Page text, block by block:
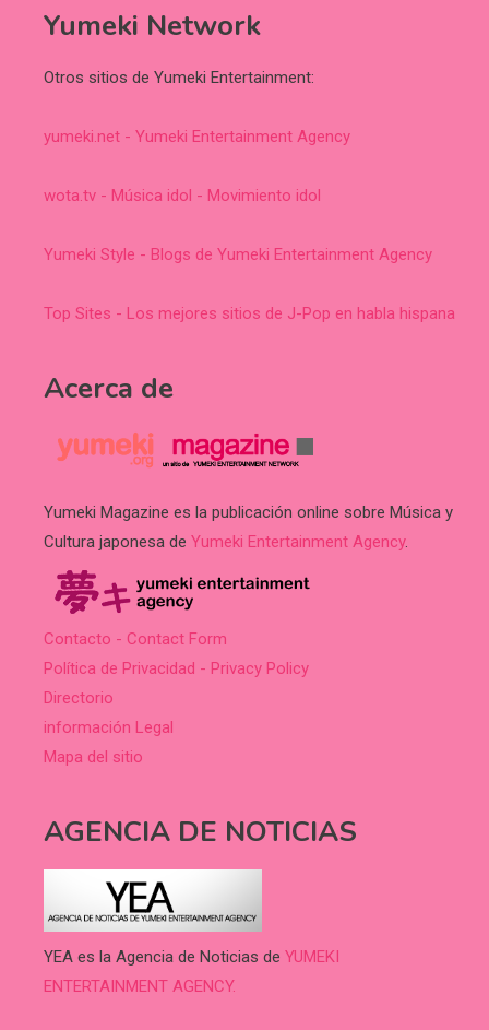
Yumeki Network
Otros sitios de Yumeki Entertainment:
yumeki.net - Yumeki Entertainment Agency
wota.tv - Música idol - Movimiento idol
Yumeki Style - Blogs de Yumeki Entertainment Agency
Top Sites - Los mejores sitios de J-Pop en habla hispana
Acerca de
Yumeki Magazine es la publicación online sobre Música y
Cultura japonesa de Yumeki Entertainment Agency.
Contacto - Contact Form
Política de Privacidad - Privacy Policy
Directorio
información Legal
Mapa del sitio
AGENCIA DE NOTICIAS
YEA es la Agencia de Noticias de YUMEKI
ENTERTAINMENT AGENCY.